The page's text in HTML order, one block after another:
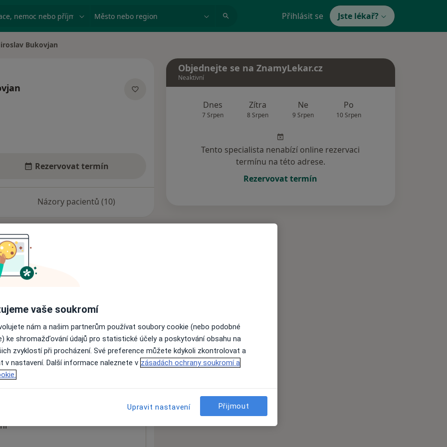
nemoc nebo příjmení Město nebo region Přihlásit se Jste lékař?
města Bukovjan
Rezervovat termín
Názory pacientů (10)
nejsou k dispozici
informace o svých službách.
Objednejte se na ZnamyLekar.cz
Neaktivní
Dnes
7 Srpen
Zítra
8 Srpen
Ne
9 Srpen
Po
10 Srpen
Tento specialista nenabízí online rezervaci
termínu na této adrese.
Rezervovat termín
vaše soukromí
nám a našim partnerům používat soubory cookie (nebo podobné
ke shromažďování údajů pro statistické účely a poskytování obsahu na
zvyklostí při procházení. Své preference můžete kdykoli zkontrolovat a
v nastavení. Další informace naleznete v zásadách ochrany soukromí a
Upravit nastavení Přijmout